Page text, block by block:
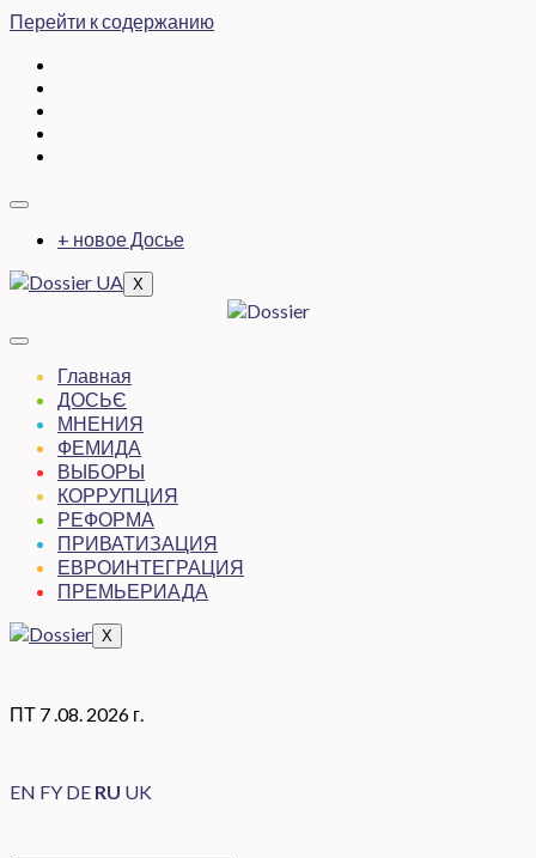
Перейти к содержанию
+ новое Досье
X
Главная
ДОСЬЄ
МНЕНИЯ
ФЕМИДА
ВЫБОРЫ
КОРРУПЦИЯ
РЕФОРМА
ПРИВАТИЗАЦИЯ
ЕВРОИНТЕГРАЦИЯ
ПРЕМЬЕРИАДА
X
ПТ 7 .08. 2026 г.
EN FY DE RU UK